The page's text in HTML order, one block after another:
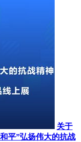
关于
平”弘扬伟大的抗战